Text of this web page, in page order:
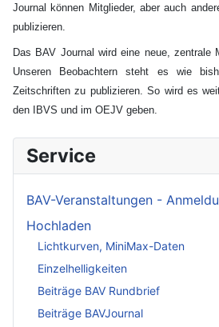
Journal können Mitglieder, aber auch
publizieren.
Das BAV Journal wird eine neue, zentrale
Unseren Beobachtern steht es wie
Zeitschriften zu publizieren. So wird es
den IBVS und im OEJV geben.
Service
BAV-Veranstaltungen -
Hochladen
Lichtkurven, MiniMax-Daten
Einzelhelligkeiten
Beiträge BAV Rundbrief
Beiträge BAVJournal